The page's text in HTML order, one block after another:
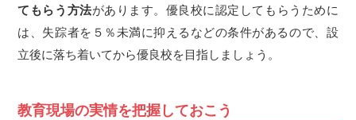
てもらう方法があります。優良校に認定してもらうために
は、失踪者を５％未満に抑えるなどの条件があるので、設
立後に落ち着いてから優良校を目指しましょう。
教育現場の実情を把握しておこう